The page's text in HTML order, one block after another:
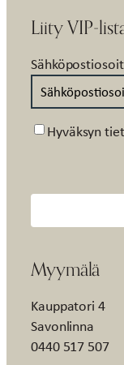
Liity VIP-
Suostumus
Hyväksyn
Myymälä
Kauppatori 4
Savonlinna
0440 517 507